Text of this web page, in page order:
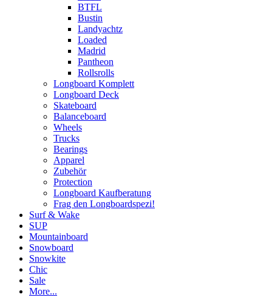
BTFL
Bustin
Landyachtz
Loaded
Madrid
Pantheon
Rollsrolls
Longboard Komplett
Longboard Deck
Skateboard
Balanceboard
Wheels
Trucks
Bearings
Apparel
Zubehör
Protection
Longboard Kaufberatung
Frag den Longboardspezi!
Surf & Wake
SUP
Mountainboard
Snowboard
Snowkite
Chic
Sale
More...